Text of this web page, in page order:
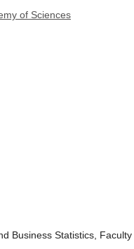
of Sciences
Business Statistics,